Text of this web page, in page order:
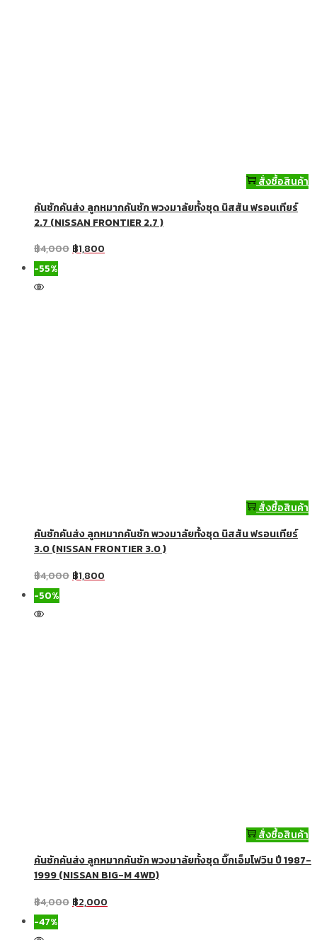
สั่งซื้อสินค้า
คันชักคันส่ง ลูกหมากคันชัก พวงมาลัยทั้งชุด นิสสัน ฟรอนเทียร์
2.7 (NISSAN FRONTIER 2.7 )
฿4,000฿1,800
-55%
สั่งซื้อสินค้า
คันชักคันส่ง ลูกหมากคันชัก พวงมาลัยทั้งชุด นิสสัน ฟรอนเทียร์
3.0 (NISSAN FRONTIER 3.0 )
฿4,000 ฿1,800
-50%
สั่งซื้อสินค้า
คันชักคันส่ง ลูกหมากคันชัก พวงมาลัยทั้งชุด บิ๊กเอ็มโฟวิน ปี 1987-
1999 (NISSAN BIG-M 4WD)
฿4,000 ฿2,000
-47%